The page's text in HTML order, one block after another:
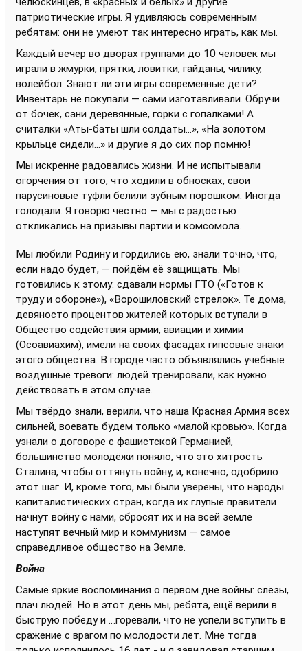
патриотические игры. Я удивляюсь современным
ребятам: они не умеют так интересно играть, как мы.
Каждый вечер во дворах группами до 10 человек мы
играли в жмурки, прятки, ловитки, гайданы, чилику,
волейбол. Знают ли эти игры современные дети?
Инвентарь не покупали — сами изготавливали. Обручи
от бочек, сани деревянные, горки с гопалками! А
считалки «Аты-баты шли солдаты...», «На золотом
крыльце сидели...» и другие я до сих пор помню!
Мы искренне радовались жизни. И не испытывали
огорчения от того, что ходили в обносках, свои
парусиновые туфли белили зубным порошком. Иногда
голодали. Я говорю честно — мы с радостью
откликались на призывы партии и комсомола.
Мы любили Родину и гордились ею, знали точно, что,
если надо будет, — пойдём её защищать. Мы
готовились к этому: сдавали нормы ГТО («Готов к
труду и обороне»), «Ворошиловский стрелок». Те дома,
девяносто процентов жителей которых вступали в
Общество содействия армии, авиации и химии
(Осоавиахим), имели на своих фасадах гипсовые знаки
этого общества. В городе часто объявлялись учебные
воздушные тревоги: людей тренировали, как нужно
действовать в этом случае.
Мы твёрдо знали, верили, что наша Красная Армия всех
сильней, воевать будем только «малой кровью». Когда
узнали о договоре с фашистской Германией,
большинство молодёжи поняло, что это хитрость
Сталина, чтобы оттянуть войну, и, конечно, одобрило
этот шаг. И, кроме того, мы были уверены, что народы
капиталистических стран, когда их глупые правители
начнут войну с нами, сбросят их и на всей земле
наступят вечный мир и коммунизм — самое
справедливое общество на Земле.
Война
Самые яркие воспоминания о первом дне войны: слёзы,
плач людей. Но в этот день мы, ребята, ещё верили в
быструю победу и …горевали, что не успели вступить в
сражение с врагом по молодости лет. Мне тогда